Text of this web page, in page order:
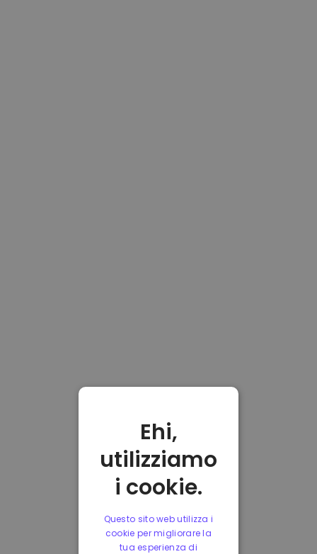
Ehi,
utilizziamo
i cookie.
Questo sito web utilizza i
cookie per migliorare la
tua esperienza di